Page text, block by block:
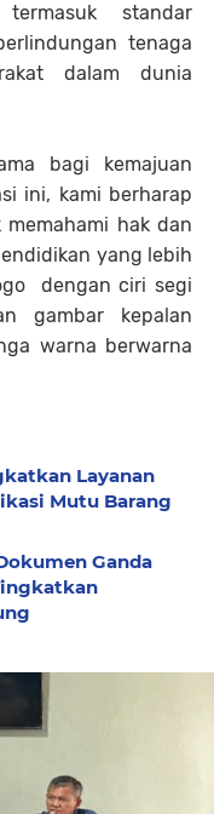
termasuk standar
tenaga
dalam dunia
bagi kemajuan
ini, kami berharap
hak dan
yang lebih
dengan ciri segi
gambar kepalan
warna berwarna
Layanan
Mutu Barang
Ganda